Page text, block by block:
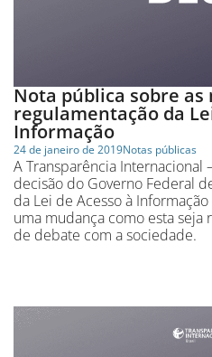
Nota pública sobre as
regulamentação da
Informação
24 de janeiro de 2019Notas públicas
A Transparência
decisão do Governo Federal
da Lei de Acesso à
uma mudança como esta
de debate com a sociedade.